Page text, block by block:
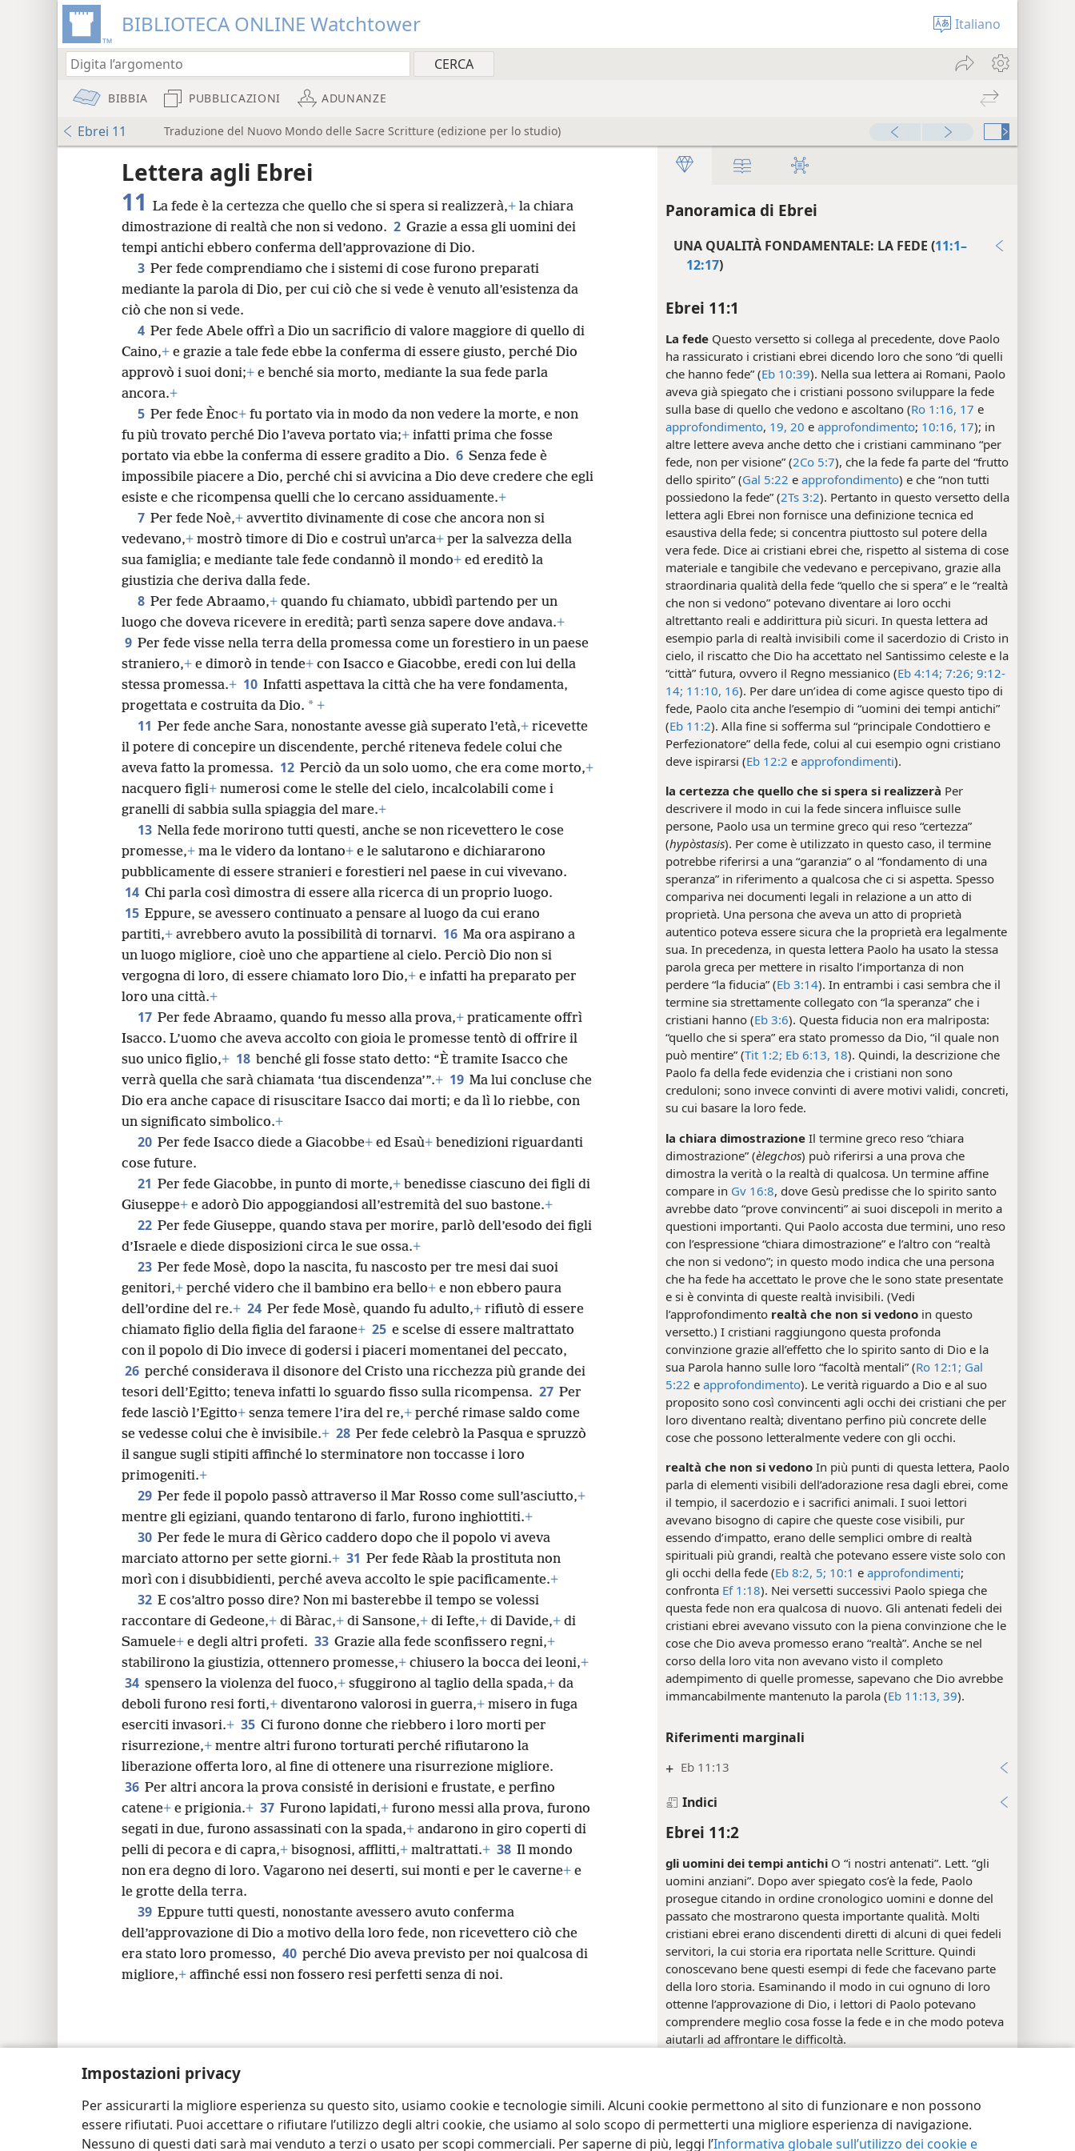
Impostazioni privacy
Per assicurarti la migliore esperienza su questo sito, usiamo cookie e tecnologie simili. Alcuni cookie permettono al sito di funzionare e non possono
essere rifiutati. Puoi accettare o rifiutare l’utilizzo degli altri cookie, che usiamo al solo scopo di permetterti una migliore esperienza di navigazione.
Nessuno di questi dati sarà mai venduto a terzi o usato per scopi commerciali. Per saperne di più, leggi l’Informativa globale sull’utilizzo dei cookie e
BIBLIOTECA ONLINE Watchtower Italiano
BIBBIA PUBBLICAZIONI ADUNANZE
Ebrei 11 Traduzione del Nuovo Mondo delle Sacre Scritture (edizione per lo studio)
Panoramica di Ebrei
UNA QUALITÀ FONDAMENTALE: LA FEDE (11:1–
12:17)
Ebrei 11:1
La fede Questo versetto si collega al precedente, dove Paolo
ha rassicurato i cristiani ebrei dicendo loro che sono “di quelli
che hanno fede” (Eb 10:39). Nella sua lettera ai Romani, Paolo
aveva già spiegato che i cristiani possono sviluppare la fede
sulla base di quello che vedono e ascoltano (Ro 1:16, 17 e
approfondimento, 19, 20 e approfondimento; 10:16, 17); in
altre lettere aveva anche detto che i cristiani camminano “per
fede, non per visione” (2Co 5:7), che la fede fa parte del “frutto
dello spirito” (Gal 5:22 e approfondimento) e che “non tutti
possiedono la fede” (2Ts 3:2). Pertanto in questo versetto della
lettera agli Ebrei non fornisce una definizione tecnica ed
esaustiva della fede; si concentra piuttosto sul potere della
vera fede. Dice ai cristiani ebrei che, rispetto al sistema di cose
materiale e tangibile che vedevano e percepivano, grazie alla
straordinaria qualità della fede “quello che si spera” e le “realtà
che non si vedono” potevano diventare ai loro occhi
altrettanto reali e addirittura più sicuri. In questa lettera ad
esempio parla di realtà invisibili come il sacerdozio di Cristo in
cielo, il riscatto che Dio ha accettato nel Santissimo celeste e la
“città” futura, ovvero il Regno messianico (Eb 4:14; 7:26; 9:12-
14; 11:10, 16). Per dare un’idea di come agisce questo tipo di
fede, Paolo cita anche l’esempio di “uomini dei tempi antichi”
(Eb 11:2). Alla fine si sofferma sul “principale Condottiero e
Perfezionatore” della fede, colui al cui esempio ogni cristiano
deve ispirarsi (Eb 12:2 e approfondimenti).
la certezza che quello che si spera si realizzerà Per
descrivere il modo in cui la fede sincera influisce sulle
persone, Paolo usa un termine greco qui reso “certezza”
(hypòstasis). Per come è utilizzato in questo caso, il termine
potrebbe riferirsi a una “garanzia” o al “fondamento di una
speranza” in riferimento a qualcosa che ci si aspetta. Spesso
compariva nei documenti legali in relazione a un atto di
proprietà. Una persona che aveva un atto di proprietà
autentico poteva essere sicura che la proprietà era legalmente
sua. In precedenza, in questa lettera Paolo ha usato la stessa
parola greca per mettere in risalto l’importanza di non
perdere “la fiducia” (Eb 3:14). In entrambi i casi sembra che il
termine sia strettamente collegato con “la speranza” che i
cristiani hanno (Eb 3:6). Questa fiducia non era malriposta:
“quello che si spera” era stato promesso da Dio, “il quale non
può mentire” (Tit 1:2; Eb 6:13, 18). Quindi, la descrizione che
Paolo fa della fede evidenzia che i cristiani non sono
creduloni; sono invece convinti di avere motivi validi, concreti,
su cui basare la loro fede.
la chiara dimostrazione Il termine greco reso “chiara
dimostrazione” (èlegchos) può riferirsi a una prova che
dimostra la verità o la realtà di qualcosa. Un termine affine
compare in Gv 16:8, dove Gesù predisse che lo spirito santo
avrebbe dato “prove convincenti” ai suoi discepoli in merito a
questioni importanti. Qui Paolo accosta due termini, uno reso
con l’espressione “chiara dimostrazione” e l’altro con “realtà
che non si vedono”; in questo modo indica che una persona
che ha fede ha accettato le prove che le sono state presentate
e si è convinta di queste realtà invisibili. (Vedi
l’approfondimento realtà che non si vedono in questo
versetto.) I cristiani raggiungono questa profonda
convinzione grazie all’effetto che lo spirito santo di Dio e la
sua Parola hanno sulle loro “facoltà mentali” (Ro 12:1; Gal
5:22 e approfondimento). Le verità riguardo a Dio e al suo
proposito sono così convincenti agli occhi dei cristiani che per
loro diventano realtà; diventano perfino più concrete delle
cose che possono letteralmente vedere con gli occhi.
realtà che non si vedono In più punti di questa lettera, Paolo
parla di elementi visibili dell’adorazione resa dagli ebrei, come
il tempio, il sacerdozio e i sacrifici animali. I suoi lettori
avevano bisogno di capire che queste cose visibili, pur
essendo d’impatto, erano delle semplici ombre di realtà
spirituali più grandi, realtà che potevano essere viste solo con
gli occhi della fede (Eb 8:2, 5; 10:1 e approfondimenti;
confronta Ef 1:18). Nei versetti successivi Paolo spiega che
questa fede non era qualcosa di nuovo. Gli antenati fedeli dei
cristiani ebrei avevano vissuto con la piena convinzione che le
cose che Dio aveva promesso erano “realtà”. Anche se nel
corso della loro vita non avevano visto il completo
adempimento di quelle promesse, sapevano che Dio avrebbe
immancabilmente mantenuto la parola (Eb 11:13, 39).
Riferimenti marginali
+ Eb 11:13
Indici
Ebrei 11:2
gli uomini dei tempi antichi O “i nostri antenati”. Lett. “gli
uomini anziani”. Dopo aver spiegato cos’è la fede, Paolo
prosegue citando in ordine cronologico uomini e donne del
passato che mostrarono questa importante qualità. Molti
cristiani ebrei erano discendenti diretti di alcuni di quei fedeli
servitori, la cui storia era riportata nelle Scritture. Quindi
conoscevano bene questi esempi di fede che facevano parte
della loro storia. Esaminando il modo in cui ognuno di loro
ottenne l’approvazione di Dio, i lettori di Paolo potevano
comprendere meglio cosa fosse la fede e in che modo poteva
aiutarli ad affrontare le difficoltà.
espressione (martyrèo), nella forma attiva, significa alla lettera
“rendere testimonianza”, “testimoniare”. (Vedi
approfondimento a Gv 18:37.) Nel mondo classico questo
Lettera agli Ebrei
11 La fede è la certezza che quello che si spera si realizzerà,+ la chiara
dimostrazione di realtà che non si vedono. 2 Grazie a essa gli uomini dei
tempi antichi ebbero conferma dell’approvazione di Dio.
3 Per fede comprendiamo che i sistemi di cose furono preparati
mediante la parola di Dio, per cui ciò che si vede è venuto all’esistenza da
ciò che non si vede.
4 Per fede Abele offrì a Dio un sacrificio di valore maggiore di quello di
Caino,+ e grazie a tale fede ebbe la conferma di essere giusto, perché Dio
approvò i suoi doni;+ e benché sia morto, mediante la sua fede parla
ancora.+
5 Per fede Ènoc+ fu portato via in modo da non vedere la morte, e non
fu più trovato perché Dio l’aveva portato via;+ infatti prima che fosse
portato via ebbe la conferma di essere gradito a Dio. 6 Senza fede è
impossibile piacere a Dio, perché chi si avvicina a Dio deve credere che egli
esiste e che ricompensa quelli che lo cercano assiduamente.+
7 Per fede Noè,+ avvertito divinamente di cose che ancora non si
vedevano,+ mostrò timore di Dio e costruì un’arca+ per la salvezza della
sua famiglia; e mediante tale fede condannò il mondo+ ed ereditò la
giustizia che deriva dalla fede.
8 Per fede Abraamo,+ quando fu chiamato, ubbidì partendo per un
luogo che doveva ricevere in eredità; partì senza sapere dove andava.+
9 Per fede visse nella terra della promessa come un forestiero in un paese
straniero,+ e dimorò in tende+ con Isacco e Giacobbe, eredi con lui della
stessa promessa.+ 10 Infatti aspettava la città che ha vere fondamenta,
progettata e costruita da Dio. * +
11 Per fede anche Sara, nonostante avesse già superato l’età,+ ricevette
il potere di concepire un discendente, perché riteneva fedele colui che
aveva fatto la promessa. 12 Perciò da un solo uomo, che era come morto,+
nacquero figli+ numerosi come le stelle del cielo, incalcolabili come i
granelli di sabbia sulla spiaggia del mare.+
13 Nella fede morirono tutti questi, anche se non ricevettero le cose
promesse,+ ma le videro da lontano+ e le salutarono e dichiararono
pubblicamente di essere stranieri e forestieri nel paese in cui vivevano.
14 Chi parla così dimostra di essere alla ricerca di un proprio luogo.
15 Eppure, se avessero continuato a pensare al luogo da cui erano
partiti,+ avrebbero avuto la possibilità di tornarvi. 16 Ma ora aspirano a
un luogo migliore, cioè uno che appartiene al cielo. Perciò Dio non si
vergogna di loro, di essere chiamato loro Dio,+ e infatti ha preparato per
loro una città.+
17 Per fede Abraamo, quando fu messo alla prova,+ praticamente offrì
Isacco. L’uomo che aveva accolto con gioia le promesse tentò di offrire il
suo unico figlio,+ 18 benché gli fosse stato detto: “È tramite Isacco che
verrà quella che sarà chiamata ‘tua discendenza’”.+ 19 Ma lui concluse che
Dio era anche capace di risuscitare Isacco dai morti; e da lì lo riebbe, con
un significato simbolico.+
20 Per fede Isacco diede a Giacobbe+ ed Esaù+ benedizioni riguardanti
cose future.
21 Per fede Giacobbe, in punto di morte,+ benedisse ciascuno dei figli di
Giuseppe+ e adorò Dio appoggiandosi all’estremità del suo bastone.+
22 Per fede Giuseppe, quando stava per morire, parlò dell’esodo dei figli
d’Israele e diede disposizioni circa le sue ossa.+
23 Per fede Mosè, dopo la nascita, fu nascosto per tre mesi dai suoi
genitori,+ perché videro che il bambino era bello+ e non ebbero paura
dell’ordine del re.+ 24 Per fede Mosè, quando fu adulto,+ rifiutò di essere
chiamato figlio della figlia del faraone+ 25 e scelse di essere maltrattato
con il popolo di Dio invece di godersi i piaceri momentanei del peccato,
26 perché considerava il disonore del Cristo una ricchezza più grande dei
tesori dell’Egitto; teneva infatti lo sguardo fisso sulla ricompensa. 27 Per
fede lasciò l’Egitto+ senza temere l’ira del re,+ perché rimase saldo come
se vedesse colui che è invisibile.+ 28 Per fede celebrò la Pasqua e spruzzò
il sangue sugli stipiti affinché lo sterminatore non toccasse i loro
primogeniti.+
29 Per fede il popolo passò attraverso il Mar Rosso come sull’asciutto,+
mentre gli egiziani, quando tentarono di farlo, furono inghiottiti.+
30 Per fede le mura di Gèrico caddero dopo che il popolo vi aveva
marciato attorno per sette giorni.+ 31 Per fede Ràab la prostituta non
morì con i disubbidienti, perché aveva accolto le spie pacificamente.+
32 E cos’altro posso dire? Non mi basterebbe il tempo se volessi
raccontare di Gedeone,+ di Bàrac,+ di Sansone,+ di Iefte,+ di Davide,+ di
Samuele+ e degli altri profeti. 33 Grazie alla fede sconfissero regni,+
stabilirono la giustizia, ottennero promesse,+ chiusero la bocca dei leoni,+
34 spensero la violenza del fuoco,+ sfuggirono al taglio della spada,+ da
deboli furono resi forti,+ diventarono valorosi in guerra,+ misero in fuga
eserciti invasori.+ 35 Ci furono donne che riebbero i loro morti per
risurrezione,+ mentre altri furono torturati perché rifiutarono la
liberazione offerta loro, al fine di ottenere una risurrezione migliore.
36 Per altri ancora la prova consisté in derisioni e frustate, e perfino
catene+ e prigionia.+ 37 Furono lapidati,+ furono messi alla prova, furono
segati in due, furono assassinati con la spada,+ andarono in giro coperti di
pelli di pecora e di capra,+ bisognosi, afflitti,+ maltrattati.+ 38 Il mondo
non era degno di loro. Vagarono nei deserti, sui monti e per le caverne+ e
le grotte della terra.
39 Eppure tutti questi, nonostante avessero avuto conferma
dell’approvazione di Dio a motivo della loro fede, non ricevettero ciò che
era stato loro promesso, 40 perché Dio aveva previsto per noi qualcosa di
migliore,+ affinché essi non fossero resi perfetti senza di noi.